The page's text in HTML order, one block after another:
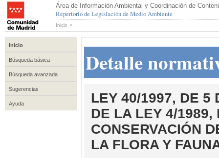
Área de Información Ambiental y Coordinación de
Repertorio de Legislación de Medio Ambiente
Inicio >
Inicio
Búsqueda básica
Búsqueda avanzada
Sugerencias
Ayuda
Detalle
LEY 40/1997, DE 5
DE LA LEY 4/1989,
CONSERVACIÓN
LA FLORA Y